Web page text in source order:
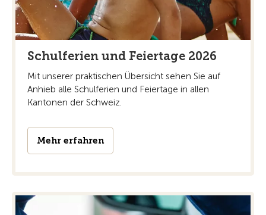
Schulferien und Feiertage 2026
Mit unserer praktischen Übersicht sehen Sie auf
Anhieb alle Schulferien und Feiertage in allen
Kantonen der Schweiz.
Mehr erfahren